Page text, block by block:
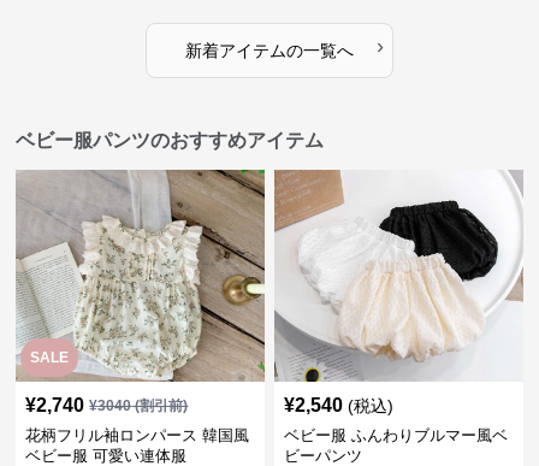
新着アイテムの一覧へ ›
ベビー服パンツのおすすめアイテム
SALE
¥2,740 ¥3040(割引前)
花柄フリル袖ロンパース 韓国風
ベビー服 可愛い連体服
¥2,540 (税込)
ベビー服 ふんわりブルマー風ベ
ビーパンツ